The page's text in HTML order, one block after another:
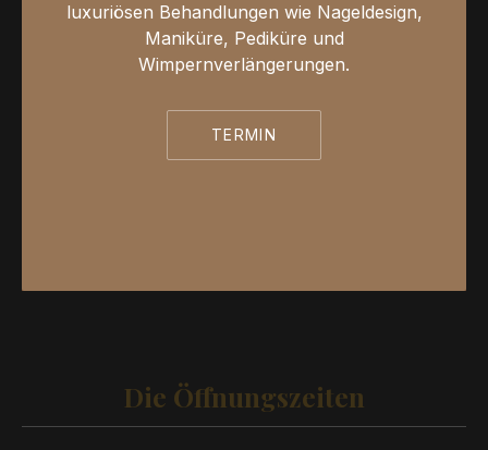
luxuriösen Behandlungen wie Nageldesign,
Maniküre, Pediküre und
Wimpernverlängerungen.
TERMIN
Die Öffnungszeiten